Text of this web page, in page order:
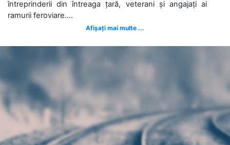
întreprinderii din întreaga țară, veterani și angajați ai
ramurii feroviare....
Afișați mai multe ...